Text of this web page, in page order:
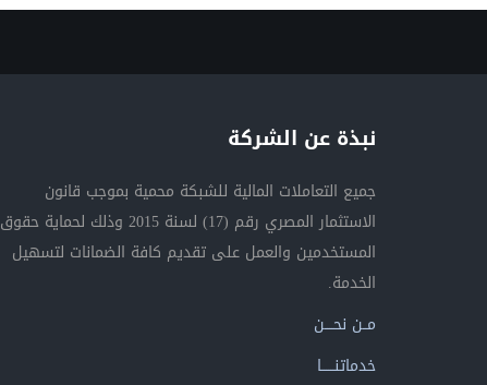
نبذة عن الشركة
جميع التعاملات المالية للشبكة محمية بموجب قانون
الاستثمار المصري رقم (17) لسنة 2015 وذلك لحماية حقوق
المستخدمين والعمل على تقديم كافة الضمانات لتسهيل
الخدمة.
مــن نحــــن
خدماتنــــــا